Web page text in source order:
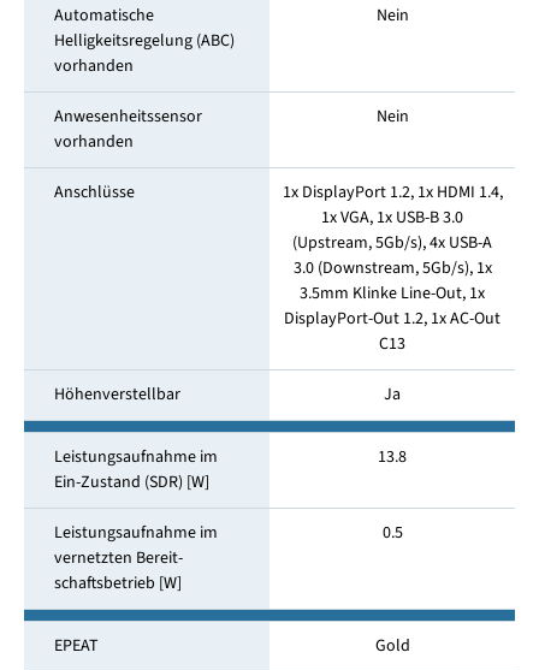
Automatische
Helligkeitsregelung (ABC)
vorhanden
Nein
Anwesenheitssensor
vorhanden
Nein
Anschlüsse
1x DisplayPort 1.2, 1x HDMI 1.4,
1x VGA, 1x USB-B 3.0
(Upstream, 5Gb/s), 4x USB-A
3.0 (Downstream, 5Gb/s), 1x
3.5mm Klinke Line-Out, 1x
DisplayPort-Out 1.2, 1x AC-Out
C13
Höhenverstellbar Ja
Leistungsaufnahme im
Ein-Zustand (SDR) [W]
13.8
Leistungsaufnahme im
vernetzten Bereit­
schaftsbetrieb [W]
0.5
EPEAT Gold